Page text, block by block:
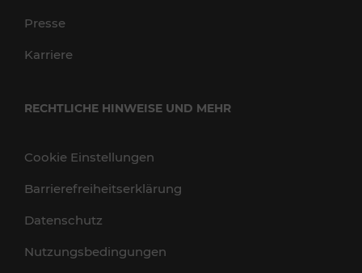
Presse
Karriere
RECHTLICHE HINWEISE UND MEHR
Cookie Einstellungen
Barrierefreiheitserklärung
Datenschutz
Nutzungsbedingungen